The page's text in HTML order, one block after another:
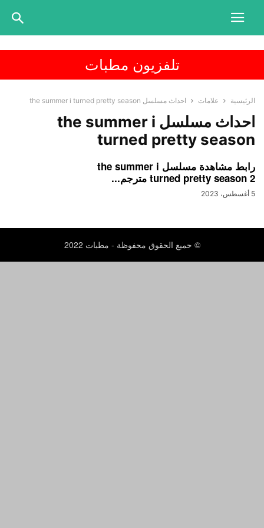
تلفزيون مطبات
الرئيسية علامات احداث مسلسل the summer i turned pretty season
احداث مسلسل the summer i
turned pretty season
رابط مشاهدة مسلسل the summer i
turned pretty season 2 مترجم...
5 أغسطس، 2023
© حميع الحقوق محفوظة - مطبات 2022